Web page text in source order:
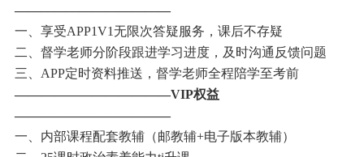
————————————
一、享受APP1V1无限次答疑服务，课后不存疑
二、督学老师分阶段跟进学习进度，及时沟通反馈问题
三、APP定时资料推送，督学老师全程陪学至考前
————————————VIP权益
————————————
一、内部课程配套教辅（邮教辅+电子版本教辅）